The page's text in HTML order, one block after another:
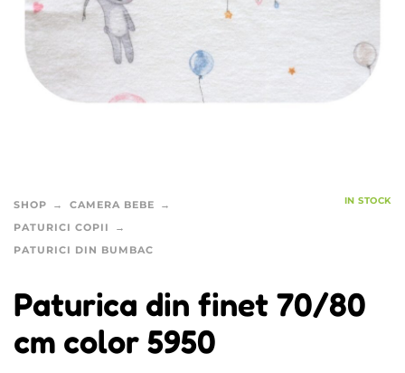
SHOP
CAMERA BEBE
PATURICI COPII
PATURICI DIN BUMBAC
IN STOCK
Paturica din finet 70/80
cm color 5950